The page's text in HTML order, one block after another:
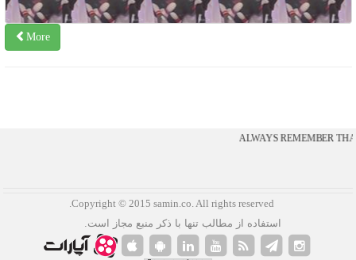
More
ALWAYS REMEMBER
.Copyright © 2015 samin.co. All rights reserved
استفاده از مطالب تنها با ذکر منبع مجاز است.